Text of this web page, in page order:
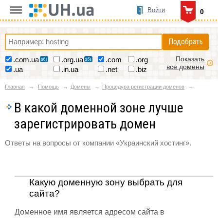
0
Войти
Подобрать
.com.ua .org.ua .com
.org
.ua
.in.ua .net .biz
Показать
все домены
Главная Помощь Домены Процедура регистрации доменов
В какой доменной зоне лучше
зарегистрировать домен
Ответы на вопросы от компании «Украинский хостинг».
Какую доменную зону выбрать для
сайта?
Доменное имя является адресом сайта в